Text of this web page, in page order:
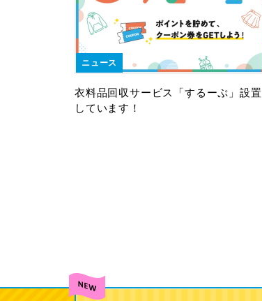
ニュース
衣料品回収サービス「するーぷ」設置
しています！